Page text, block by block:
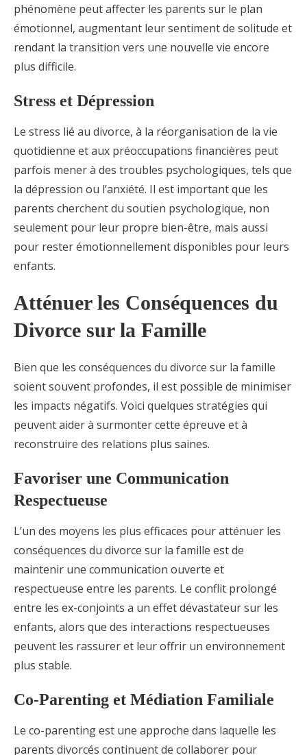
phénomène peut affecter les parents sur le plan
émotionnel, augmentant leur sentiment de solitude et
rendant la transition vers une nouvelle vie encore
plus difficile.
Stress et Dépression
Le stress lié au divorce, à la réorganisation de la vie
quotidienne et aux préoccupations financières peut
parfois mener à des troubles psychologiques, tels que
la dépression ou l’anxiété. Il est important que les
parents cherchent du soutien psychologique, non
seulement pour leur propre bien-être, mais aussi
pour rester émotionnellement disponibles pour leurs
enfants.
Atténuer les Conséquences du
Divorce sur la Famille
Bien que les conséquences du divorce sur la famille
soient souvent profondes, il est possible de minimiser
les impacts négatifs. Voici quelques stratégies qui
peuvent aider à surmonter cette épreuve et à
reconstruire des relations plus saines.
Favoriser une Communication
Respectueuse
L’un des moyens les plus efficaces pour atténuer les
conséquences du divorce sur la famille est de
maintenir une communication ouverte et
respectueuse entre les parents. Le conflit prolongé
entre les ex-conjoints a un effet dévastateur sur les
enfants, alors que des interactions respectueuses
peuvent les rassurer et leur offrir un environnement
plus stable.
Co-Parenting et Médiation Familiale
Le co-parenting est une approche dans laquelle les
parents divorcés continuent de collaborer pour